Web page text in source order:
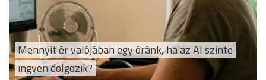
Mennyit ér valójában egy óránk, ha az AI szinte
ingyen dolgozik?